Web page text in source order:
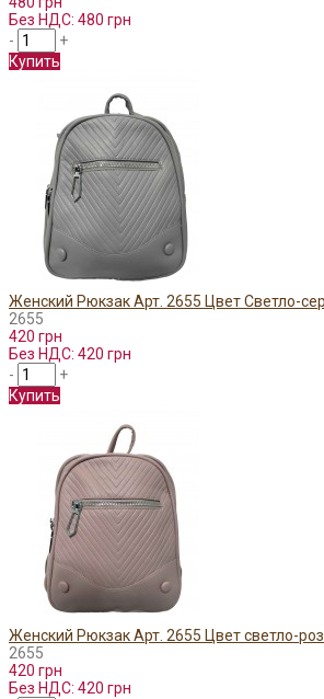
Без НДС: 480 грн
-
+
Купить
Женский Рюкзак Арт. 2655 Цвет Светло-
2655
420 грн
Без НДС: 420 грн
-
+
Купить
Женский Рюкзак Арт. 2655 Цвет светло-
2655
420 грн
Без НДС: 420 грн